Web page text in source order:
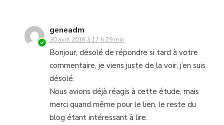
geneadm
30 avril 2018 à 17 h 29 min
Bonjour, désolé de répondre si tard à votre
commentaire, je viens juste de la voir, j’en suis
désolé.
Nous avions déjà réagis à cette étude, mais
merci quand même pour le lien, le reste du
blog étant intéressant à lire.